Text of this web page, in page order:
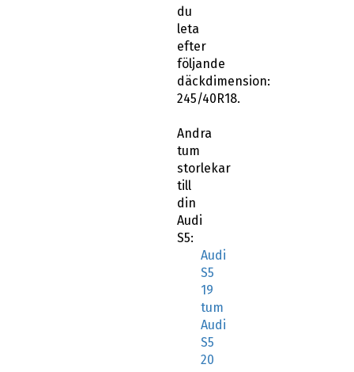
du
leta
efter
följande
däckdimension:
245/40R18.
Andra
tum
storlekar
till
din
Audi
S5:
Audi
S5
19
tum
Audi
S5
20